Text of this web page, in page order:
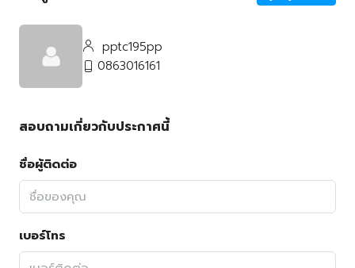
pptc195pp
0863016161
สอบถามเกี่ยวกับประกาศนี้
ชื่อผู้ติดต่อ
เบอร์โทร